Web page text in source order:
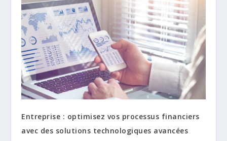
Entreprise : optimisez vos processus financiers
avec des solutions technologiques avancées